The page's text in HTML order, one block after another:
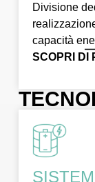
Divisione
capacità
SCOPRI DI